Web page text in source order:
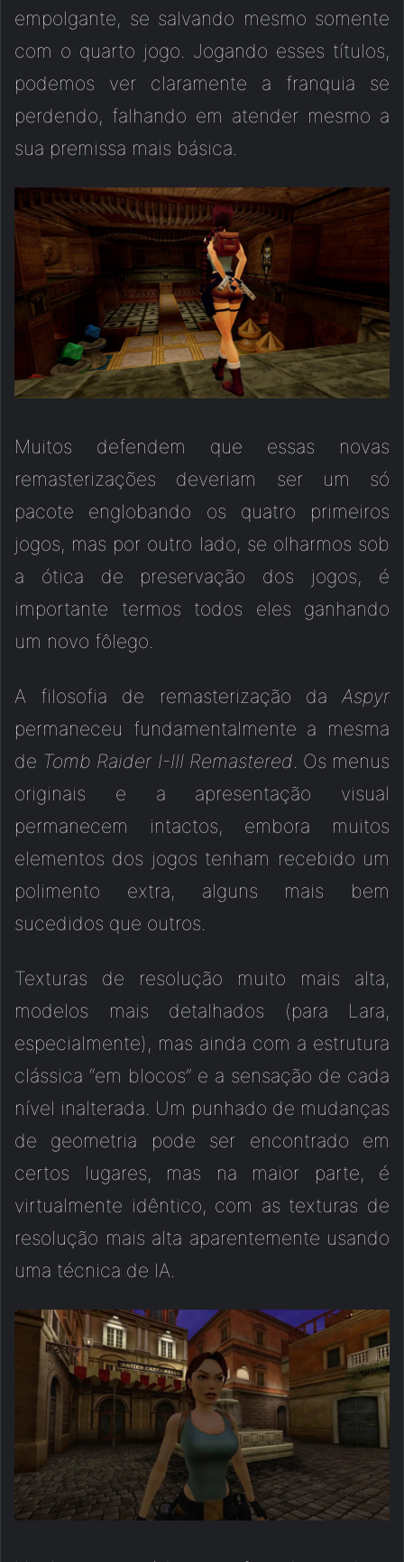
empolgante, se salvando mesmo somente
com o quarto jogo. Jogando esses títulos,
podemos ver claramente a franquia se
perdendo, falhando em atender mesmo a
sua premissa mais básica.
Muitos defendem que essas novas
remasterizações deveriam ser um só
pacote englobando os quatro primeiros
jogos, mas por outro lado, se olharmos sob
a ótica de preservação dos jogos, é
importante termos todos eles ganhando
um novo fôlego.
A filosofia de remasterização da Aspyr
permaneceu fundamentalmente a mesma
de Tomb Raider I-III Remastered. Os menus
originais e a apresentação visual
permanecem intactos, embora muitos
elementos dos jogos tenham recebido um
polimento extra, alguns mais bem
sucedidos que outros.
Texturas de resolução muito mais alta,
modelos mais detalhados (para Lara,
especialmente), mas ainda com a estrutura
clássica “em blocos” e a sensação de cada
nível inalterada. Um punhado de mudanças
de geometria pode ser encontrado em
certos lugares, mas na maior parte, é
virtualmente idêntico, com as texturas de
resolução mais alta aparentemente usando
uma técnica de IA.